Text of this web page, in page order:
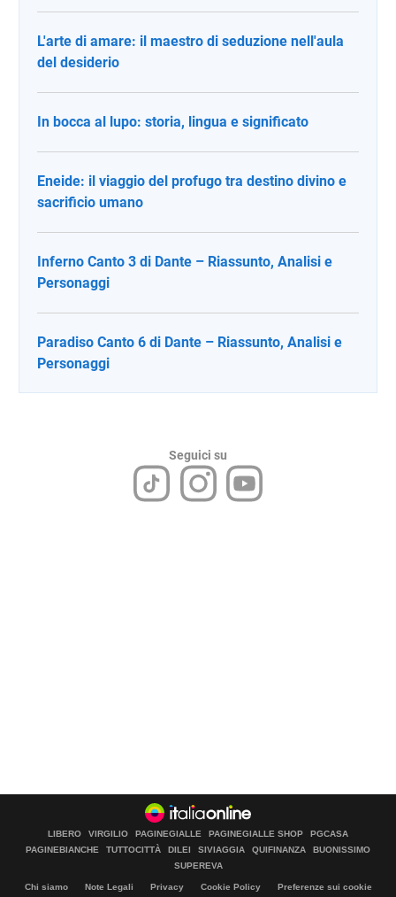
L'arte di amare: il maestro di seduzione nell'aula
del desiderio
In bocca al lupo: storia, lingua e significato
Eneide: il viaggio del profugo tra destino divino e
sacrificio umano
Inferno Canto 3 di Dante – Riassunto, Analisi e
Personaggi
Paradiso Canto 6 di Dante – Riassunto, Analisi e
Personaggi
Seguici su
LIBERO VIRGILIO PAGINEGIALLE PAGINEGIALLE SHOP
PGCASA
PAGINEBIANCHE
TUTTOCITTÀ DILEI SIVIAGGIA QUIFINANZA
BUONISSIMO
SUPEREVA
Chi siamo Note Legali Privacy Cookie Policy
Preferenze sui cookie